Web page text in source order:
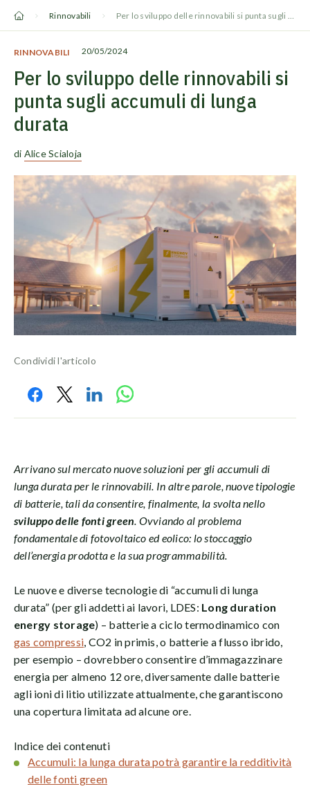
Rinnovabili Per lo sviluppo delle rinnovabili si punta sugli accumuli di lunga durata
RINNOVABILI 20/05/2024
Per lo sviluppo delle rinnovabili si
punta sugli accumuli di lunga
durata
di Alice Scialoja
Condividi l'articolo
Arrivano sul mercato nuove soluzioni per gli accumuli di
lunga durata per le rinnovabili. In altre parole, nuove tipologie
di batterie, tali da consentire, finalmente, la svolta nello
sviluppo delle fonti green. Ovviando al problema
fondamentale di fotovoltaico ed eolico: lo stoccaggio
dell’energia prodotta e la sua programmabilità.
Le nuove e diverse tecnologie di “accumuli di lunga
durata” (per gli addetti ai lavori, LDES: Long duration
energy storage) – batterie a ciclo termodinamico con
gas compressi, CO2 in primis, o batterie a flusso ibrido,
per esempio – dovrebbero consentire d’immagazzinare
energia per almeno 12 ore, diversamente dalle batterie
agli ioni di litio utilizzate attualmente, che garantiscono
una copertura limitata ad alcune ore.
Indice dei contenuti
Accumuli: la lunga durata potrà garantire la redditività
delle fonti green